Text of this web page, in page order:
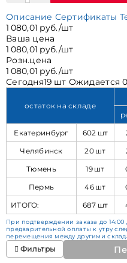
Описание Сертификаты
1 080,01 руб./шт
Ваша цена
1 080,01 руб./шт
Розн.цена
1 080,01 руб./шт
Сегодня19 шт Ожидается
остаток на складе
Екатеринбург
602 шт
Челябинск
20 шт
Тюмень
19 шт
Пермь
46 шт
ИТОГО:
687 шт
При подтверждении заказа до
предварительной оплаты к утру
перемещения между другими
Фильтры